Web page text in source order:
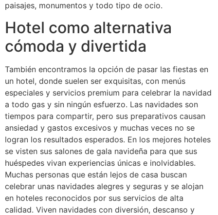
paisajes, monumentos y todo tipo de ocio.
Hotel como alternativa
cómoda y divertida
También encontramos la opción de pasar las fiestas en
un hotel, donde suelen ser exquisitas, con menús
especiales y servicios premium para celebrar la navidad
a todo gas y sin ningún esfuerzo. Las navidades son
tiempos para compartir, pero sus preparativos causan
ansiedad y gastos excesivos y muchas veces no se
logran los resultados esperados. En los mejores hoteles
se visten sus salones de gala navideña para que sus
huéspedes vivan experiencias únicas e inolvidables.
Muchas personas que están lejos de casa buscan
celebrar unas navidades alegres y seguras y se alojan
en hoteles reconocidos por sus servicios de alta
calidad. Viven navidades con diversión, descanso y